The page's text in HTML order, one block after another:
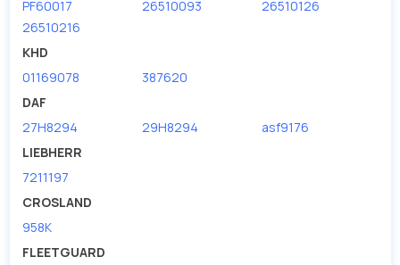
PF60017
26510093
26510126
26510216
KHD
01169078
387620
DAF
27H8294
29H8294
asf9176
LIEBHERR
7211197
CROSLAND
958K
FLEETGUARD